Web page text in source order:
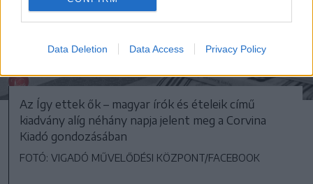
Data Deletion Data Access Privacy Policy
Az Így ettek ők – magyar írók és ételeik című
kiadvány alíg néhány napja jelent meg a Corvina
Kiadó gondozásában
FOTÓ: VIGADÓ MŰVELŐDÉSI KÖZPONT/FACEBOOK